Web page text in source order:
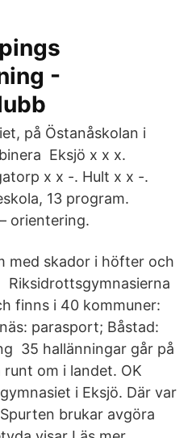
-
på Östanåskolan i
Eksjö x x x.
x x -. Hult x x -.
13 program.
orientering.
med skador i höfter och
Riksidrottsgymnasierna
finns i 40 kommuner:
parasport; Båstad:
35 hallänningar går på
om i landet. OK
i Eksjö. Där var
brukar avgöra